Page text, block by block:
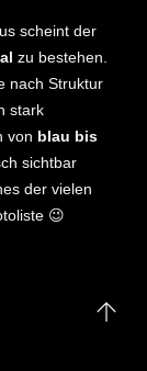
scheint der
zu bestehen.
nach Struktur
stark
von blau bis
sichtbar
der vielen
😉